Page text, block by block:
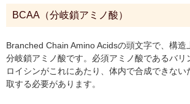
BCAA（分岐鎖アミノ酸）
Branched Chain Amino Acidsの頭文字で、構造
分岐鎖アミノ酸です。必須アミノ酸であるバリ
ロイシンがこれにあたり、体内で合成できない
取する必要があります。